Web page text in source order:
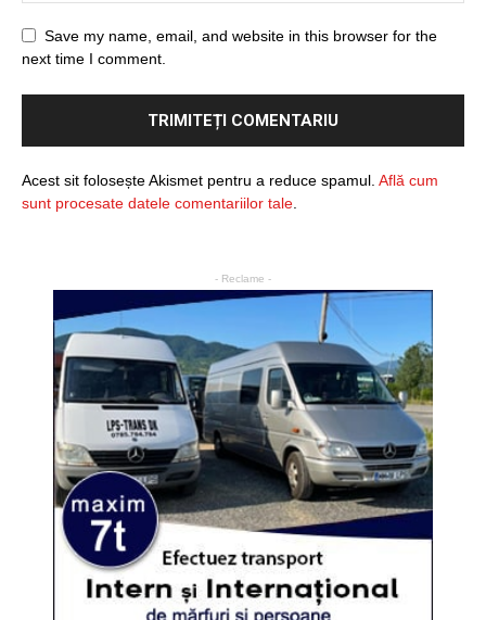
Save my name, email, and website in this browser for the
next time I comment.
Acest sit folosește Akismet pentru a reduce spamul. Află cum
sunt procesate datele comentariilor tale
- Reclame -